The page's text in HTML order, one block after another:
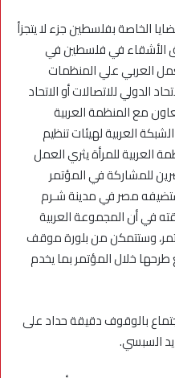
الخاصة بفلسطين جزء لا يتجزأ
الأشقاء في فلسطين في
العربي علي المنظمات
الدولي للاتصالات أو الاتحاد
مع المنظمة العربية
العربية لهيئات تنظيم
العربية للمرأة يثري العمل
للمشاركة في المؤتمر
مصر في مدينة شـرم
في أن المجموعة العربية
وستتمكن من بلورة موقف
خلال المؤتمر بما يخدم
بالوقوف دقيقة حداد على
السبسي.